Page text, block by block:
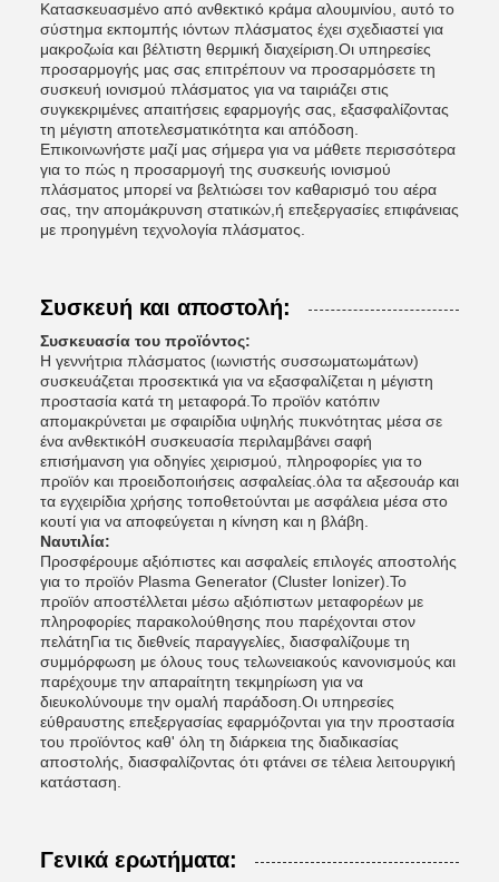
Κατασκευασμένο από ανθεκτικό κράμα αλουμινίου, αυτό το
σύστημα εκπομπής ιόντων πλάσματος έχει σχεδιαστεί για
μακροζωία και βέλτιστη θερμική διαχείριση.Οι υπηρεσίες
προσαρμογής μας σας επιτρέπουν να προσαρμόσετε τη
συσκευή ιονισμού πλάσματος για να ταιριάζει στις
συγκεκριμένες απαιτήσεις εφαρμογής σας, εξασφαλίζοντας
τη μέγιστη αποτελεσματικότητα και απόδοση.
Επικοινωνήστε μαζί μας σήμερα για να μάθετε περισσότερα
για το πώς η προσαρμογή της συσκευής ιονισμού
πλάσματος μπορεί να βελτιώσει τον καθαρισμό του αέρα
σας, την απομάκρυνση στατικών,ή επεξεργασίες επιφάνειας
με προηγμένη τεχνολογία πλάσματος.
Συσκευή και αποστολή:
Συσκευασία του προϊόντος:
Η γεννήτρια πλάσματος (ιωνιστής συσσωματωμάτων)
συσκευάζεται προσεκτικά για να εξασφαλίζεται η μέγιστη
προστασία κατά τη μεταφορά.Το προϊόν κατόπιν
απομακρύνεται με σφαιρίδια υψηλής πυκνότητας μέσα σε
ένα ανθεκτικόΗ συσκευασία περιλαμβάνει σαφή
επισήμανση για οδηγίες χειρισμού, πληροφορίες για το
προϊόν και προειδοποιήσεις ασφαλείας.όλα τα αξεσουάρ και
τα εγχειρίδια χρήσης τοποθετούνται με ασφάλεια μέσα στο
κουτί για να αποφεύγεται η κίνηση και η βλάβη.
Ναυτιλία:
Προσφέρουμε αξιόπιστες και ασφαλείς επιλογές αποστολής
για το προϊόν Plasma Generator (Cluster Ionizer).Το
προϊόν αποστέλλεται μέσω αξιόπιστων μεταφορέων με
πληροφορίες παρακολούθησης που παρέχονται στον
πελάτηΓια τις διεθνείς παραγγελίες, διασφαλίζουμε τη
συμμόρφωση με όλους τους τελωνειακούς κανονισμούς και
παρέχουμε την απαραίτητη τεκμηρίωση για να
διευκολύνουμε την ομαλή παράδοση.Οι υπηρεσίες
εύθραυστης επεξεργασίας εφαρμόζονται για την προστασία
του προϊόντος καθ' όλη τη διάρκεια της διαδικασίας
αποστολής, διασφαλίζοντας ότι φτάνει σε τέλεια λειτουργική
κατάσταση.
Γενικά ερωτήματα: